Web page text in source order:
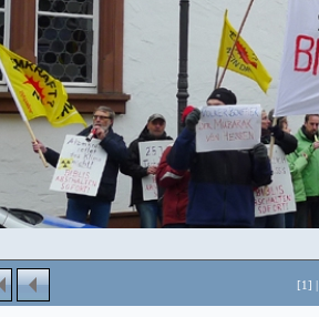
[1]